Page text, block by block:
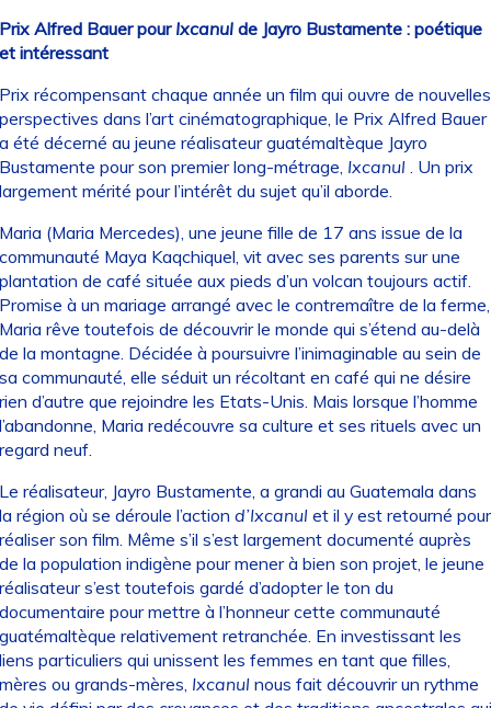
Alfred Bauer pour Ixcanulde Jayro Bustamente : poétique
intéressant
récompensant chaque année un film qui ouvre de nouvelles
dans l’art cinématographique, le Prix Alfred Bauer
été décerné au jeune réalisateur guatémaltèque Jayro
pour son premier long-métrage, Ixcanul. Un prix
mérité pour l’intérêt du sujet qu’il aborde.
(Maria Mercedes), une jeune fille de 17 ans issue de la
Maya Kaqchiquel, vit avec ses parents sur une
de café située aux pieds d’un volcan toujours actif.
à un mariage arrangé avec le contremaître de la ferme,
rêve toutefois de découvrir le monde qui s’étend au-delà
la montagne. Décidée à poursuivre l’inimaginable au sein de
communauté, elle séduit un récoltant en café qui ne désire
d’autre que rejoindre les Etats-Unis. Mais lorsque l’homme
Maria redécouvre sa culture et ses rituels avec un
neuf.
réalisateur, Jayro Bustamente, a grandi au Guatemala dans
région où se déroule l’action d’Ixcanulet il y est retourné pour
son film. Même s’il s’est largement documenté auprès
la population indigène pour mener à bien son projet, le jeune
s’est toutefois gardé d’adopter le ton du
pour mettre à l’honneur cette communauté
relativement retranchée. En investissant les
particuliers qui unissent les femmes en tant que filles,
ou grands-mères, Ixcanulnous fait découvrir un rythme